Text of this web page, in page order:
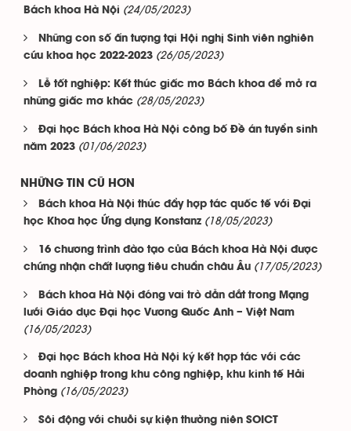
Bách khoa Hà Nội (24/05/2023)
Những con số ấn tượng tại Hội nghị Sinh viên nghiên
cứu khoa học 2022-2023 (26/05/2023)
Lễ tốt nghiệp: Kết thúc giấc mơ Bách khoa để mở ra
những giấc mơ khác (28/05/2023)
Đại học Bách khoa Hà Nội công bố Đề án tuyển sinh
năm 2023 (01/06/2023)
NHỮNG TIN CŨ HƠN
Bách khoa Hà Nội thúc đẩy hợp tác quốc tế với Đại
học Khoa học Ứng dụng Konstanz (18/05/2023)
16 chương trình đào tạo của Bách khoa Hà Nội được
chứng nhận chất lượng tiêu chuẩn châu Âu (17/05/2023)
Bách khoa Hà Nội đóng vai trò dẫn dắt trong Mạng
lưới Giáo dục Đại học Vương Quốc Anh – Việt Nam
(16/05/2023)
Đại học Bách khoa Hà Nội ký kết hợp tác với các
doanh nghiệp trong khu công nghiệp, khu kinh tế Hải
Phòng (16/05/2023)
Sôi động với chuỗi sự kiện thường niên SOICT